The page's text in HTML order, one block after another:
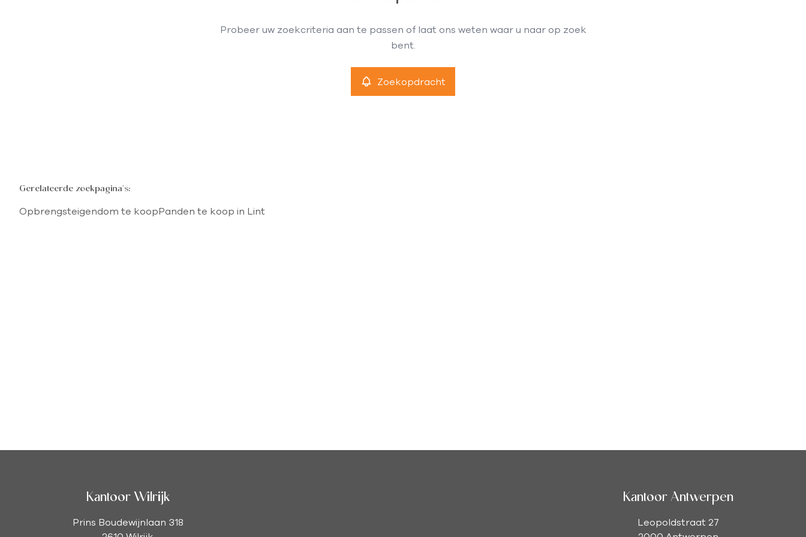
Probeer uw zoekcriteria aan te passen of laat ons weten waar u naar op zoek
bent.
Zoekopdracht
Gerelateerde zoekpagina's:
Opbrengsteigendom te koopPanden te koop in Lint
Kantoor Wilrijk
Prins Boudewijnlaan 318
Kantoor Antwerpen
Leopoldstraat 27